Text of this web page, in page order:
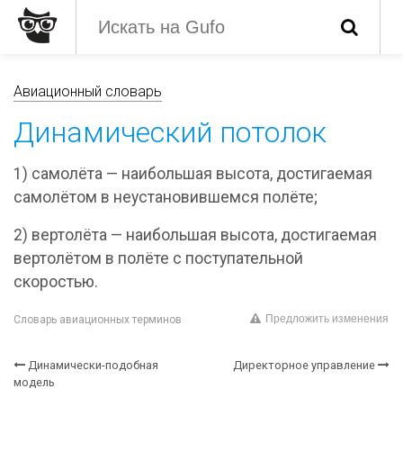
Авиационный словарь
Динамический потолок
1) самолёта — наибольшая высота, достигаемая
самолётом в неустановившемся полёте;
2) вертолёта — наибольшая высота, достигаемая
вертолётом в полёте с поступательной
скоростью.
Словарь авиационных терминов Предложить изменения
Динамически-подобная
модель
Директорное управление